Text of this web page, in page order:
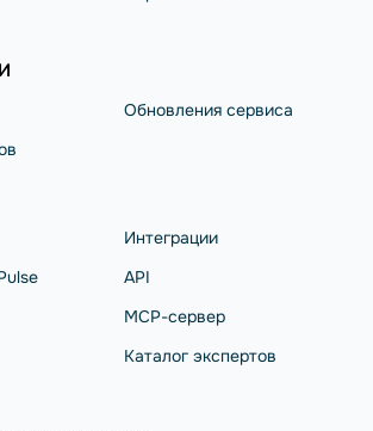
Обновления сервиса
Интеграции
API
MCP-сервер
Каталог экспертов